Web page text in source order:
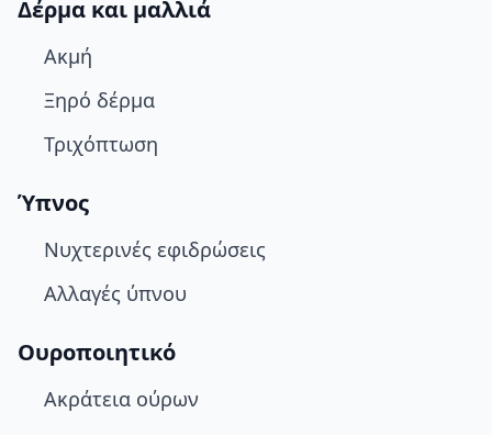
Δέρμα και μαλλιά
Ακμή
Ξηρό δέρμα
Τριχόπτωση
Ύπνος
Νυχτερινές εφιδρώσεις
Αλλαγές ύπνου
Ουροποιητικό
Ακράτεια ούρων